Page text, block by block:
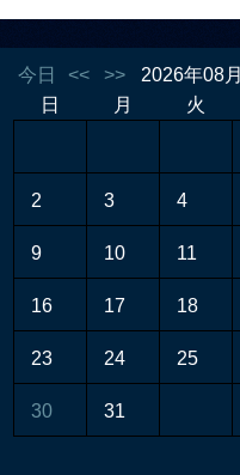
今日 << >>
2026年08月
日
月 火
2 3 4
9 10 11
16 17 18
23 24 25
30 31